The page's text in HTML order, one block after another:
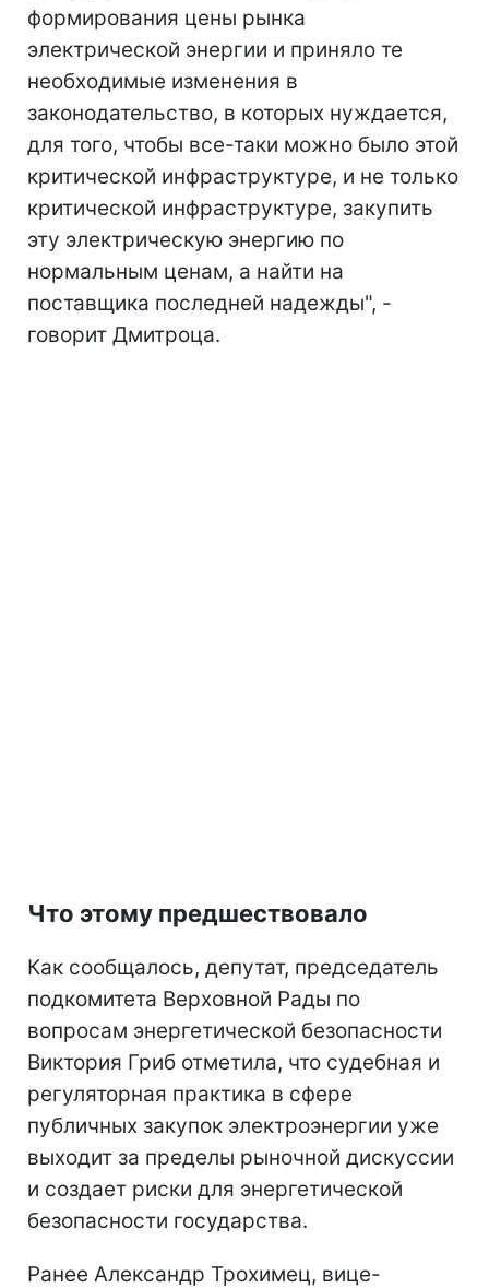
формирования цены рынка
электрической энергии и приняло те
необходимые изменения в
законодательство, в которых нуждается,
для того, чтобы все-таки можно было этой
критической инфраструктуре, и не только
критической инфраструктуре, закупить
эту электрическую энергию по
нормальным ценам, а найти на
поставщика последней надежды", -
говорит Дмитроца.
Что этому предшествовало
Как сообщалось, депутат, председатель
подкомитета Верховной Рады по
вопросам энергетической безопасности
Виктория Гриб отметила, что судебная и
регуляторная практика в сфере
публичных закупок электроэнергии уже
выходит за пределы рыночной дискуссии
и создает риски для энергетической
безопасности государства.
Ранее Александр Трохимец, вице-